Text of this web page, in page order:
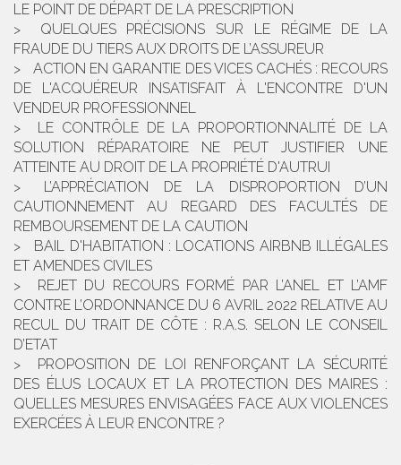
LE POINT DE DÉPART DE LA PRESCRIPTION
QUELQUES PRÉCISIONS SUR LE RÉGIME DE LA
FRAUDE DU TIERS AUX DROITS DE L’ASSUREUR
ACTION EN GARANTIE DES VICES CACHÉS : RECOURS
DE L'ACQUÉREUR INSATISFAIT À L'ENCONTRE D'UN
VENDEUR PROFESSIONNEL
LE CONTRÔLE DE LA PROPORTIONNALITÉ DE LA
SOLUTION RÉPARATOIRE NE PEUT JUSTIFIER UNE
ATTEINTE AU DROIT DE LA PROPRIÉTÉ D'AUTRUI
L’APPRÉCIATION DE LA DISPROPORTION D’UN
CAUTIONNEMENT AU REGARD DES FACULTÉS DE
REMBOURSEMENT DE LA CAUTION
BAIL D'HABITATION : LOCATIONS AIRBNB ILLÉGALES
ET AMENDES CIVILES
REJET DU RECOURS FORMÉ PAR L’ANEL ET L’AMF
CONTRE L’ORDONNANCE DU 6 AVRIL 2022 RELATIVE AU
RECUL DU TRAIT DE CÔTE : R.A.S. SELON LE CONSEIL
D’ETAT
PROPOSITION DE LOI RENFORÇANT LA SÉCURITÉ
DES ÉLUS LOCAUX ET LA PROTECTION DES MAIRES :
QUELLES MESURES ENVISAGÉES FACE AUX VIOLENCES
EXERCÉES À LEUR ENCONTRE ?